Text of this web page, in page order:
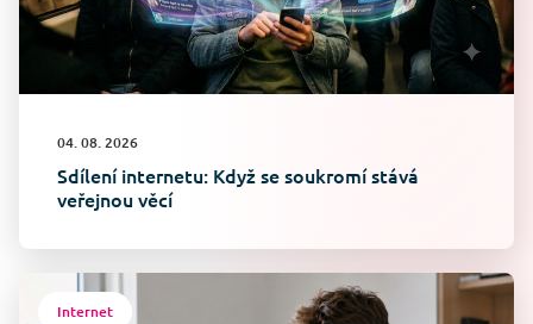
04. 08. 2026
Sdílení internetu: Když se soukromí stává
veřejnou věcí
Internet